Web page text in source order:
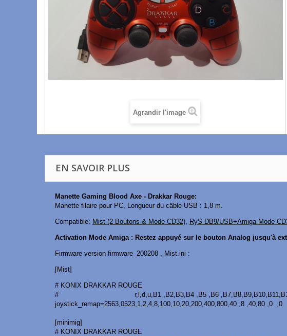
Agrandir l'image
EN SAVOIR PLUS
Manette Gaming Blood Axe - Drakkar Rouge:
Manette filaire pour PC, Longueur du câble USB : 1,8 m.
Compatible: Mist (2 Boutons & Mode CD32), RyS DB9/USB+Amiga Mode
Activation Mode Amiga : Restez appuyé sur le bouton Analog jusqu'à
Firmware version firmware_200208 , Mist.ini :
[Mist]
# KONIX DRAKKAR ROUGE
# r,l,d,u,B1 ,B2,B3,B4 ,B5 ,B6
joystick_remap=2563,0523,1,2,4,8,100,10,20,200,400,800,40 ,8 ,40,80 ,0 ,0
[minimig]
# KONIX DRAKKAR ROUGE